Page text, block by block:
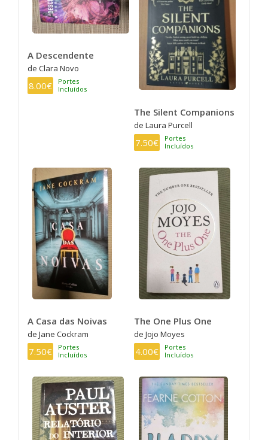
A Descendente
de Clara Novo
8.00€
Portes
Incluídos
The Silent Companions
de Laura Purcell
7.50€
Portes
Incluídos
A Casa das Noivas
de Jane Cockram
7.50€
Portes
Incluídos
The One Plus One
de Jojo Moyes
4.00€
Portes
Incluídos